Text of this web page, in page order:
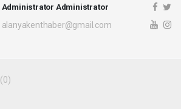
Administrator Administrator
alanyakenthaber@gmail.com
(0)